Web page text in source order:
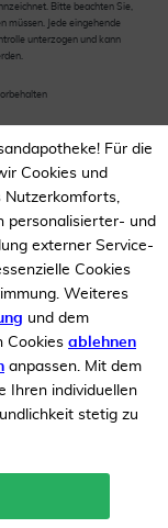
Bitte beachten Sie,
müssen. Jede eingehende
unterzogen und kann
Für die
Cookies und
Nutzerkomforts,
personalisierter- und
externer Service-
Cookies
Weiteres
und dem
Cookies ablehnen
anpassen. Mit dem
Ihren individuellen
stetig zu